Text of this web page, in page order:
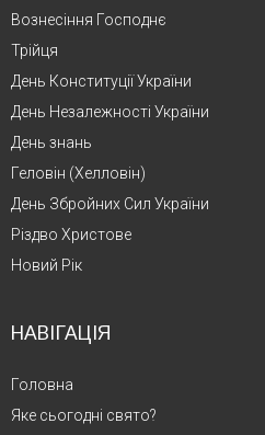
Вознесіння Господнє
Трійця
День Конституції України
День Незалежності України
День знань
Геловін (Хелловін)
День Збройних Сил України
Різдво Христове
Новий Рік
НАВІГАЦІЯ
Головна
Яке сьогодні свято?